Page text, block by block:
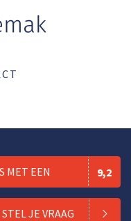
MET EEN 9,2
JE VRAAG